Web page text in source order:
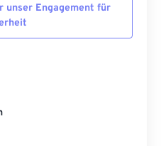
unser Engagement für